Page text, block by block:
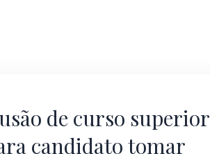
de curso superior
candidato tomar